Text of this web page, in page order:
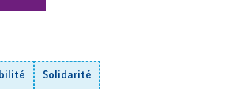
Solidarité